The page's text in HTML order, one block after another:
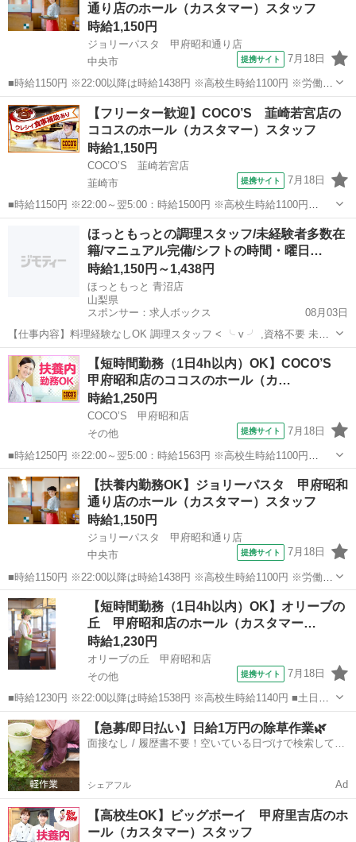
通り店のホール（カスタマー）スタッフ
時給1,150円
ジョリーパスタ 甲府昭和通り店
中央市
提携サイト 7月18日
■時給1150円 ※22:00以降は時給1438円 ※高校生時給1100円 ※労働組
合費あり（基本時給×月間時間数×1.8％） ■土日・祝手当 土日・祝は
時給＋50円 ■山梨県中央市山之神3329-1 ■アルバイト、パー...
山梨 中央市 ファミレス
【フリーター歓迎】COCO’S 韮崎若宮店の
ココスのホール（カスタマー）スタッフ
時給1,150円
COCO’S 韮崎若宮店
韮崎市
提携サイト 7月18日
■時給1150円 ※22:00～翌5:00：時給1500円 ※高校生時給1100円
■【土日祝加給】 土日祝は1時間当たり＋100円 ■特別手当 早朝手当
（5:00～8:00）時給＋100円 ■山梨県韮崎市若宮2丁目...
韮崎市 ファミレス
ほっともっとの調理スタッフ/未経験者多数在
籍/マニュアル完備/シフトの時間・曜日…
時給1,150円～1,438円
ほっともっと 青沼店
山梨県
スポンサー：求人ボックス
08月03日
【仕事内容】料理経験なしOK 調理スタッフ < ╰ v ╯ ,資格不要 未経
験スタート多数 ,マニュアル通りの調理でOK ,先輩からの手厚いサポー
トあり <イチオシポイントはコレ↓↓> シフトの時間・曜日の相談OK お
誕生日プレゼ...
アルバイト・パート
【短時間勤務（1日4h以内）OK】COCO’S
甲府昭和店のココスのホール（カ…
時給1,250円
COCO’S 甲府昭和店
その他
提携サイト 7月18日
■時給1250円 ※22:00～翌5:00：時給1563円 ※高校生時給1100円
■【土日祝加給】 土日祝は1時間当たり＋100円 ■特別手当 早朝手当
（5:00～8:00）時給＋100円 ■山梨県中巨摩郡昭和町飯...
山梨 その他 ファミレス
【扶養内勤務OK】ジョリーパスタ 甲府昭和
通り店のホール（カスタマー）スタッフ
時給1,150円
ジョリーパスタ 甲府昭和通り店
中央市
提携サイト 7月18日
■時給1150円 ※22:00以降は時給1438円 ※高校生時給1100円 ※労働組
合費あり（基本時給×月間時間数×1.8％） ■土日・祝手当 土日・祝は
時給＋50円 ■山梨県中央市山之神3329-1 ■アルバイト、パー...
山梨 ファミレス
【短時間勤務（1日4h以内）OK】オリーブの
丘 甲府昭和店のホール（カスタマー…
時給1,230円
オリーブの丘 甲府昭和店
その他
提携サイト 7月18日
■時給1230円 ※22:00以降は時給1538円 ※高校生時給1140円 ■土日・
祝手当 土日・祝は時給＋100円 ■特別手当 早朝手当（6:00～8:00）時
給＋100円 ■山梨県中巨摩郡昭和町飯喰1534-3 ...
山梨 その他 ファミレス
【急募/即日払い】日給1万円の除草作業🌿
面接なし / 履歴書不要！空いている日づけで検索して即
シェアフル Ad
【高校生OK】ビッグボーイ 甲府里吉店のホ
ール（カスタマー）スタッフ